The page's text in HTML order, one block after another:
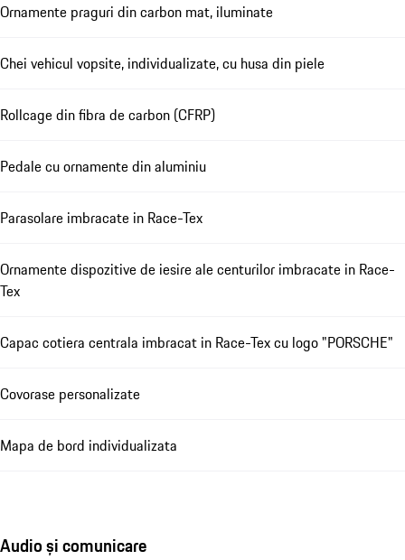
Ornamente praguri din carbon mat, iluminate
Chei vehicul vopsite, individualizate, cu husa din piele
Rollcage din fibra de carbon (CFRP)
Pedale cu ornamente din aluminiu
Parasolare imbracate in Race-Tex
Ornamente dispozitive de iesire ale centurilor imbracate in Race-
Tex
Capac cotiera centrala imbracat in Race-Tex cu logo "PORSCHE"
Covorase personalizate
Mapa de bord individualizata
Audio și comunicare